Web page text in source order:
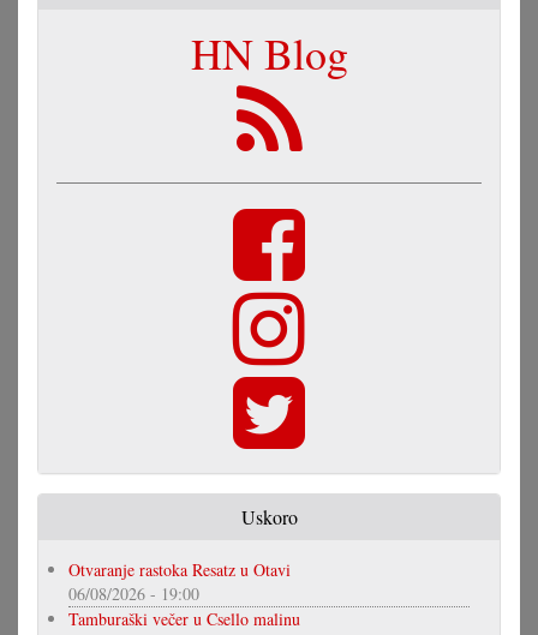
HN Blog
Uskoro
Otvaranje rastoka Resatz u Otavi
06/08/2026 - 19:00
Tamburaški večer u Csello malinu